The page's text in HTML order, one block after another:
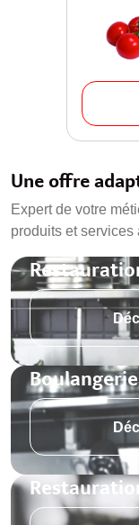
Une offre
Expert de votre
produits et services